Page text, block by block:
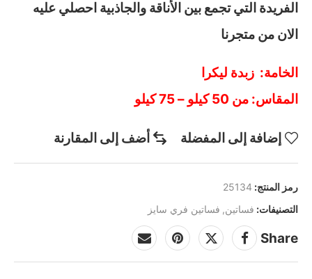
الفريدة التي تجمع بين الأناقة والجاذبية احصلي عليه
الان من متجرنا
الخامة: زبدة ليكرا
المقاس: من 50 كيلو – 75 كيلو
إضافة إلى المفضلة أضف إلى المقارنة
رمز المنتج: 25134
التصنيفات: فساتين, فساتين فري سايز
Share